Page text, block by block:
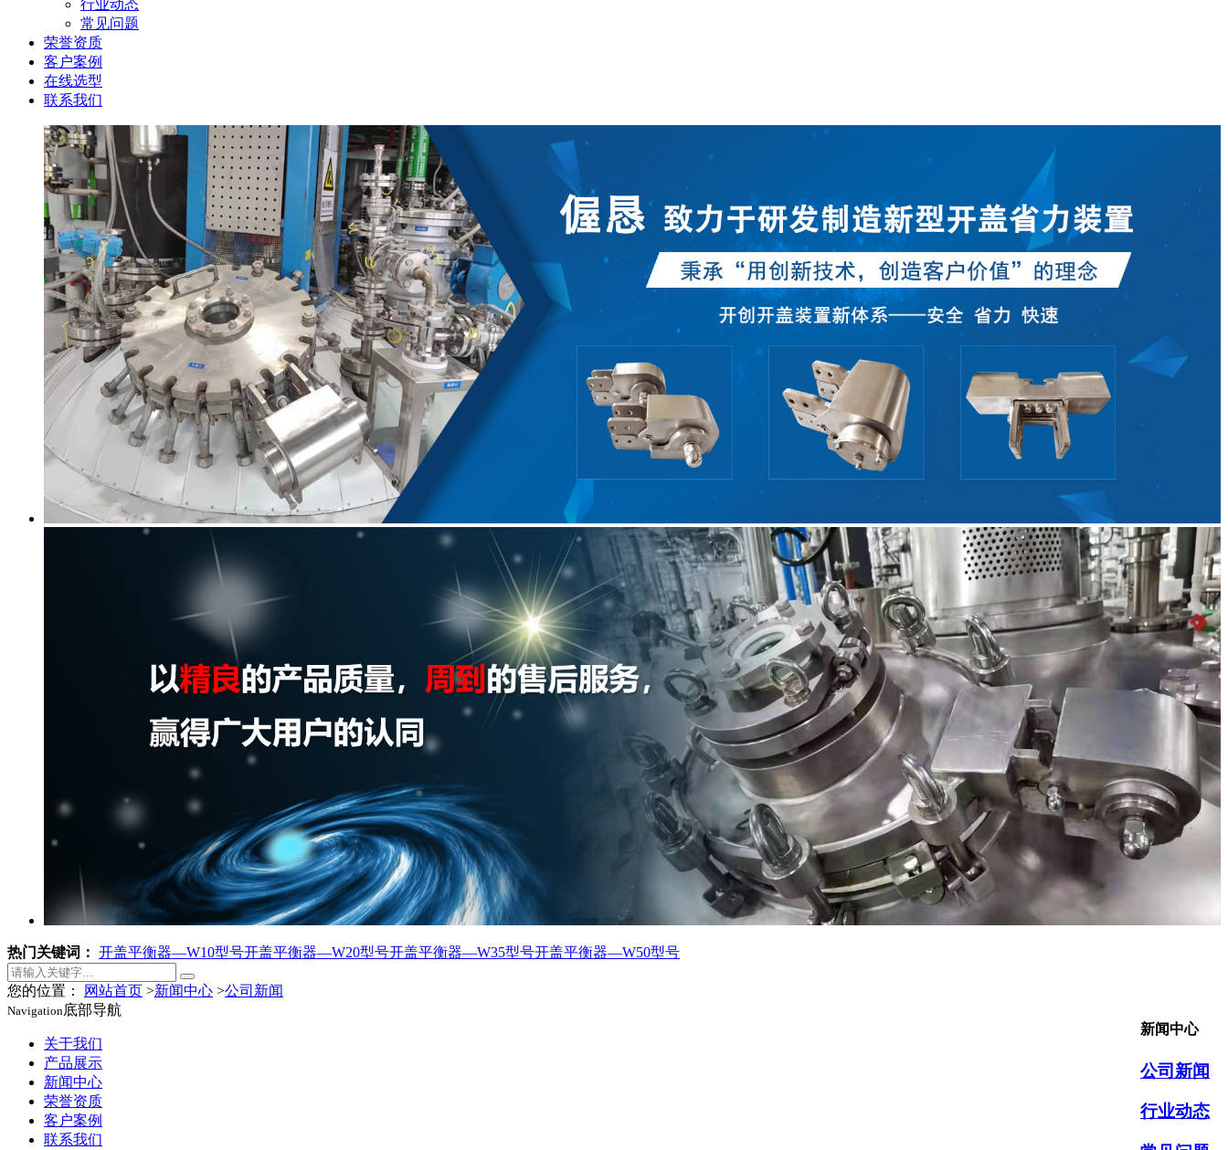
行业动态
常见问题
荣誉资质
客户案例
在线选型
联系我们
热门关键词： 开盖平衡器—W10型号开盖平衡器—W20型号开盖平衡器—W35型号开盖平衡器—W50型号
您的位置： 网站首页 >新闻中心 >公司新闻
新闻中心
公司新闻
行业动态
Navigation底部导航
关于我们
产品展示
新闻中心
荣誉资质
客户案例
联系我们